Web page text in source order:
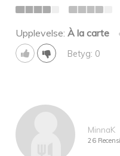
Upplevelse:À la carte
Betyg: 0
MinnaK
26